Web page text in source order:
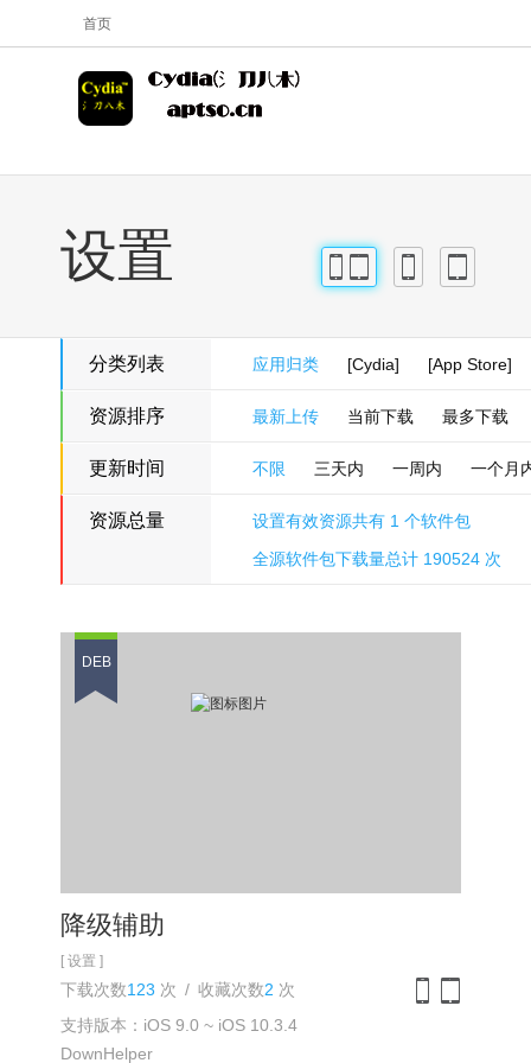
首页
氵刀八木
设置
分类列表 应用归类 [Cydia] [App Store]
资源排序 最新上传 当前下载 最多下载
更新时间 不限 三天内 一周内 一个月
资源总量
设置有效资源共有 1 个软件包
全源软件包下载量总计 190524 次
DEB
降级辅助
[ 设置 ]
下载次数123 次 / 收藏次数2 次
支持版本：iOS 9.0 ~ iOS 10.3.4
DownHelper